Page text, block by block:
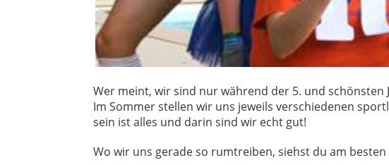
Wer meint, wir sind nur während der 5. und schönsten
Im Sommer stellen wir uns jeweils verschiedenen
sein ist alles und darin sind wir echt gut!
Wo wir uns gerade so rumtreiben, siehst du am